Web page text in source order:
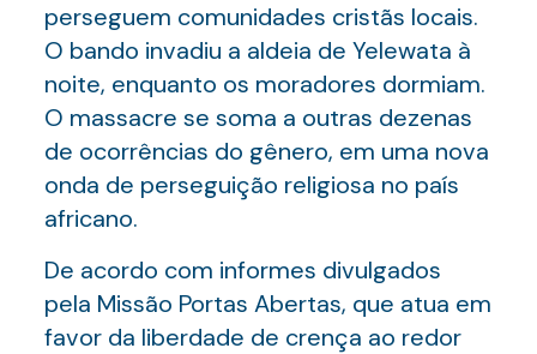
perseguem comunidades cristãs locais.
O bando invadiu a aldeia de Yelewata à
noite, enquanto os moradores dormiam.
O massacre se soma a outras dezenas
de ocorrências do gênero, em uma nova
onda de perseguição religiosa no país
africano.
De acordo com informes divulgados
pela Missão Portas Abertas, que atua em
favor da liberdade de crença ao redor